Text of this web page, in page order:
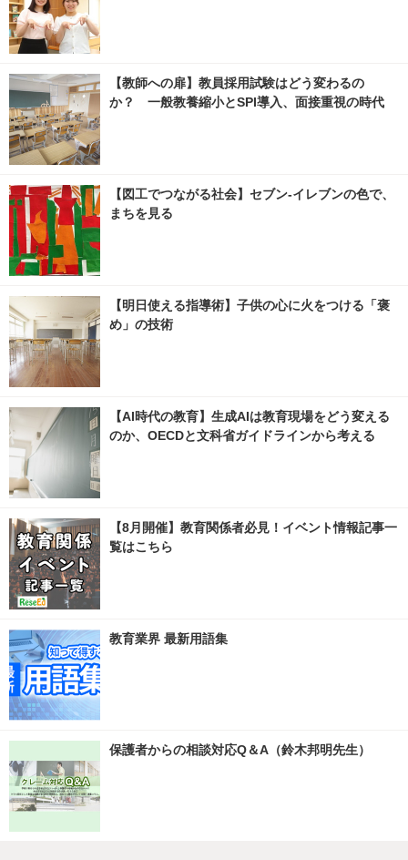
【教師への扉】教員採用試験はどう変わるの
か？ 一般教養縮小とSPI導入、面接重視の時代
【図工でつながる社会】セブン‐イレブンの色で、
まちを見る
【明日使える指導術】子供の心に火をつける「褒
め」の技術
【AI時代の教育】生成AIは教育現場をどう変える
のか、OECDと文科省ガイドラインから考える
【8月開催】教育関係者必見！イベント情報記事一
覧はこちら
教育業界 最新用語集
保護者からの相談対応Q＆A（鈴木邦明先生）